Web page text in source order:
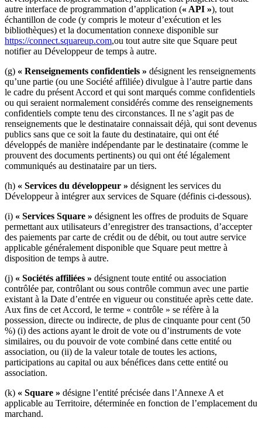
Offres de partenaires
Spécialistes
Découvrir
Aperçu
Types
Cafés
Service rapide
Restauration à service complet
Bars et brasseries
Camions de restauration
Service de traiteur
Découvrir
Types
Vêtements et accessoires
Articles pour la maison et cadeaux
Bière, vin et spiritueux
Épiceries et dépanneurs
Découvrir
Aperçu
autre interface de programmation d’application (« API »), tout
échantillon de code (y compris le moteur d’exécution et les
bibliothèques) et la documentation connexe disponible sur
https://connect.squareup.com,ou tout autre site que Square peut
notifier au Développeur de temps à autre.
(g) « Renseignements confidentiels » désignent les renseignements
qu’une partie (ou une Société affiliée) divulgue à l’autre partie dans
le cadre du présent Accord et qui sont marqués comme confidentiels
ou qui seraient normalement considérés comme des renseignements
confidentiels compte tenu des circonstances. Il ne s’agit pas de
renseignements que le destinataire connaissait déjà, qui sont devenus
publics sans que ce soit la faute du destinataire, qui ont été
développés de manière indépendante par le destinataire (comme le
prouvent des documents pertinents) ou qui ont été légalement
communiqués au destinataire par un tiers.
(h) « Services du développeur » désignent les services du
Développeur à intégrer aux services de Square (définis ci-dessous).
(i) « Services Square » désignent les offres de produits de Square
permettant aux utilisateurs d’enregistrer des transactions, d’accepter
des paiements par carte de crédit ou de débit, ou tout autre service
applicable généralement disponible que Square peut mettre à
disposition de temps à autre.
(j) « Sociétés affiliées » désignent toute entité ou association
contrôlée par, contrôlant ou sous contrôle commun avec une partie
existant à la Date d’entrée en vigueur ou constituée après cette date.
Aux fins de cet Accord, le terme « contrôle » se réfère à la
possession, directe ou indirecte, de plus de cinquante pour cent (50
%) (i) des actions ayant le droit de vote ou d’instruments de vote
similaires, ou du pouvoir de vote combiné dans cette entité ou
association, ou (ii) de la valeur totale de toutes les actions,
participations au capital ou aux bénéfices dans cette entité ou
association.
(k) « Square » désigne l’entité précisée dans l’Annexe A et
applicable au Territoire, déterminée en fonction de l’emplacement du
marchand.